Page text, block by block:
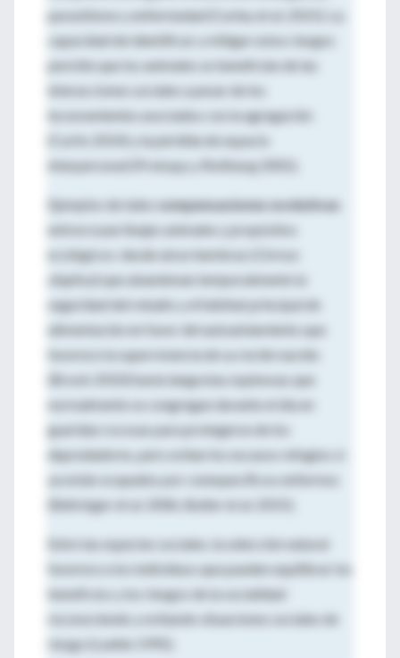
parasitismo y enfermedad (Curley et al. 2015). La
capacidad de identificar y mitigar estos riesgos
permite que los animales se beneficien de las
interacciones sociales a pesar de los
inconvenientes asociados con la agregación
(Curtis 2014) y la pérdida de espacio
interpersonal (Prokopy y Roitburg 2001).
Ejemplos de tales compensaciones evolutivas
entrecruzan linajes animales y propósitos
ecológicos: desde alces hembras (
Cervus
elaphus) que abandonan temporalmente la
seguridad del rebaño y el hábitat principal de
alimentación en favor del autoaislamiento que
favorece la supervivencia de su recién nacido
(Brook 2010) hasta langostas espinosas que
normalmente se congregan durante el día en
guaridas rocosas para protegerse de los
depredadores, pero evitan los escasos refugios si
ya están ocupados por conespecíficos enfermos
(Behringer et al. 2006, Butler et al. 2015).
Entre las especies sociales, la selección natural
favorece a los individuos que pueden equilibrar los
beneficios y los riesgos de la socialidad
reconociendo y evitando situaciones sociales de
riesgo (Loehle 1995).